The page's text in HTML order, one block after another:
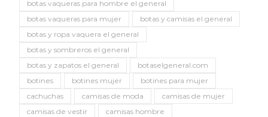
botas vaqueras para hombre el general
botas vaqueras para mujer
botas y camisas el general
botas y ropa vaquera el general
botas y sombreros el general
botas y zapatos el general
botaselgeneral.com
botines
botines mujer
botines para mujer
cachuchas
camisas de moda
camisas de mujer
camisas de vestir
camisas hombre